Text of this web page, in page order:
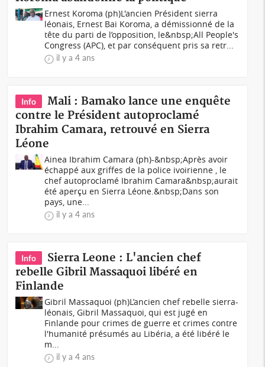
Ernest Koroma (ph)L'ancien Président sierra
léonais, Ernest Bai Koroma, a démissionné de la
tête du parti de l’opposition, le&nbsp;All People's
Congress (APC), et par conséquent pris sa retr...
il y a 4 ans
Info
Mali : Bamako lance une enquête
contre le Président autoproclamé
Ibrahim Camara, retrouvé en Sierra
Léone
Ainea Ibrahim Camara (ph)-&nbsp;Après avoir
échappé aux griffes de la police ivoirienne , le
chef autoproclamé Ibrahim Camara&nbsp;aurait
été aperçu en Sierra Léone.&nbsp;Dans son
pays, une...
il y a 4 ans
Info
Sierra Leone : L'ancien chef
rebelle Gibril Massaquoi libéré en
Finlande
Gibril Massaquoi (ph)L’ancien chef rebelle sierra-
léonais, Gibril Massaquoi, qui est jugé en
Finlande pour crimes de guerre et crimes contre
l'humanité présumés au Libéria, a été libéré le
m...
il y a 4 ans